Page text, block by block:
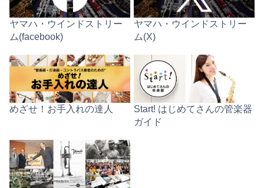
ヤマハ・ウインドストリー
ム(facebook)
ヤマハ・ウインドストリー
ム(X)
めざせ！お手入れの達人
Start! はじめてさんの管楽器
ガイド